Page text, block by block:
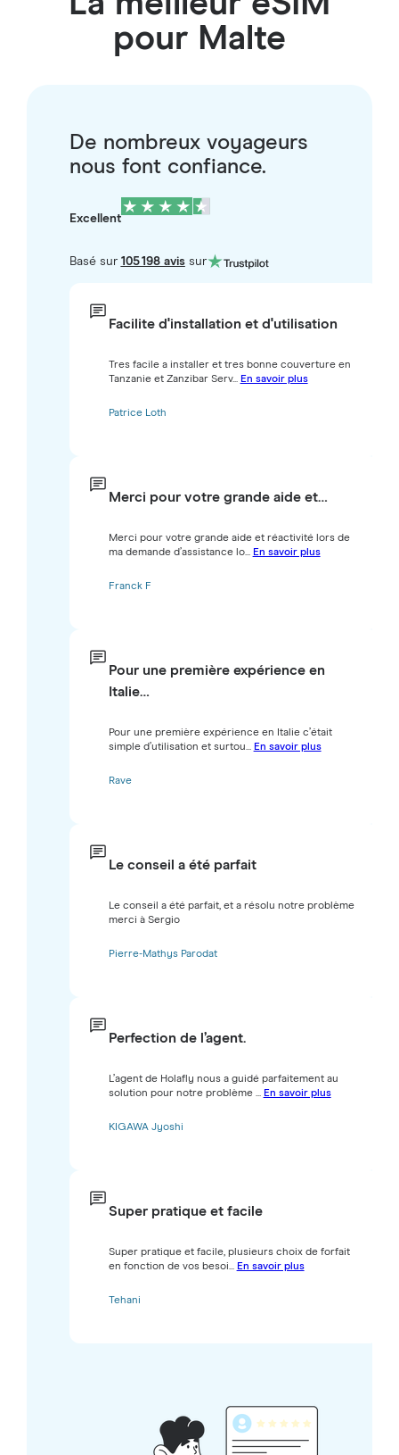
pour Malte
De nombreux voyageurs
nous font confiance.
Excellent
Basé sur 105 198 avissur
Facilite d'installation et d'utilisation
Tres facile a installer et tres bonne couverture en
Tanzanie et Zanzibar Serv... En savoir plus
Patrice Loth
Merci pour votre grande aide et…
Merci pour votre grande aide et réactivité lors de
ma demande d’assistance lo... En savoir plus
Franck F
Pour une première expérience en
Italie…
Pour une première expérience en Italie c’était
simple d’utilisation et surtou... En savoir plus
Rave
Le conseil a été parfait
Le conseil a été parfait, et a résolu notre problème
merci à Sergio
Pierre-Mathys Parodat
Perfection de l’agent.
L’agent de Holafly nous a guidé parfaitement au
solution pour notre problème ... En savoir plus
KIGAWA Jyoshi
Super pratique et facile
Super pratique et facile, plusieurs choix de forfait
en fonction de vos besoi... En savoir plus
Tehani